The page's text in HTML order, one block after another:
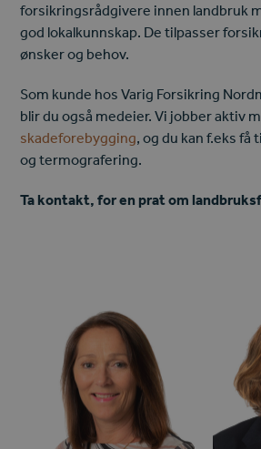
forsikringsrådgivere innen landbruk
god lokalkunnskap. De tilpasser
ønsker og behov.
Som kunde hos Varig Forsikring
blir du også medeier. Vi jobber aktiv
skadeforebygging, og du kan f.eks
og termografering.
Ta kontakt, for en prat om